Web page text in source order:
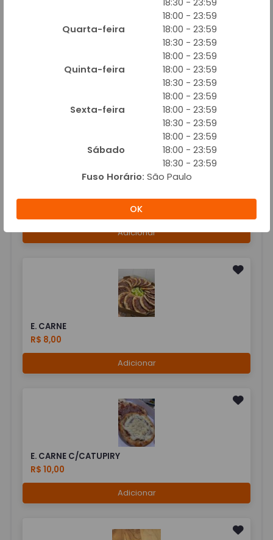
E. CALABRESA C/CEBOLA E QUEIJO
E. CALABRESA C/QUEIJO
Adicionar
E. CARNE
R$ 8,00
Adicionar
E. CARNE C/CATUPIRY
R$ 10,00
Adicionar
Quarta-feira
18:00 - 23:59
18:00 - 23:59
18:30 - 23:59
Quinta-feira
18:00 - 23:59
18:00 - 23:59
18:30 - 23:59
Sexta-feira
18:00 - 23:59
18:00 - 23:59
18:30 - 23:59
Sábado
18:00 - 23:59
18:00 - 23:59
18:30 - 23:59
Fuso Horário: São Paulo
OK